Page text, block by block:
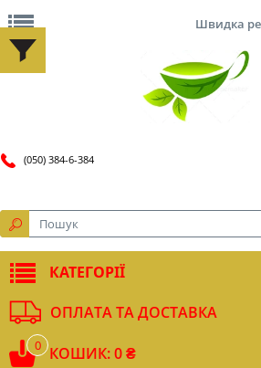
Швидка
(050) 384-6-384
КАТЕГОРІЇ
ОПЛАТА ТА ДОСТАВКА
0 КОШИК: 0 ₴